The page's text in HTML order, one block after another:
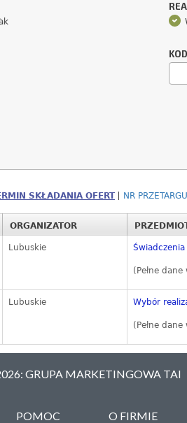
SKŁADANIA OFERT NR PRZETARGU
ORGANIZATOR
Lubuskie
(Pełne
Lubuskie Wybór
(Pełne
GRUPA MARKETINGOWA TAI
POMOC O FIRMIE